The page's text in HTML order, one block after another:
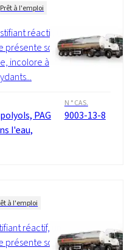
Prêt à l'emploi
réactif, un
présente sous
incolore à
PAG
l'eau,
N ° CAS.
9003-13-8
à l'emploi
réactif, un
présente sous